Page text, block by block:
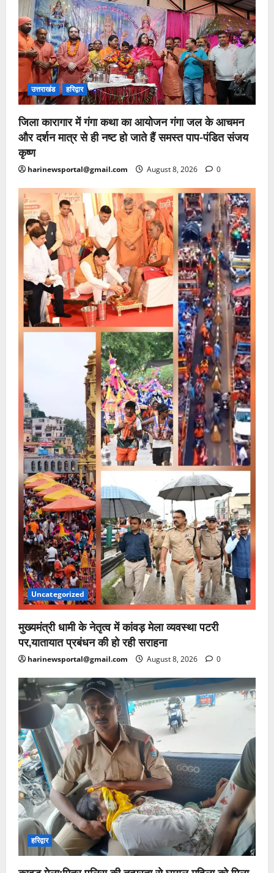
उत्तराखंड हरिद्वार
जिला कारागार में गंगा कथा का आयोजन गंगा जल के आचमन
और दर्शन मात्र से ही नष्ट हो जाते हैं समस्त पाप-पंडित संजय
कृष्ण
harinewsportal@gmail.com August 8, 2026 0
Uncategorized
मुख्यमंत्री धामी के नेतृत्व में कांवड़ मेला व्यवस्था पटरी
पर,यातायात प्रबंधन की हो रही सराहना
harinewsportal@gmail.com August 8, 2026 0
हरिद्वार